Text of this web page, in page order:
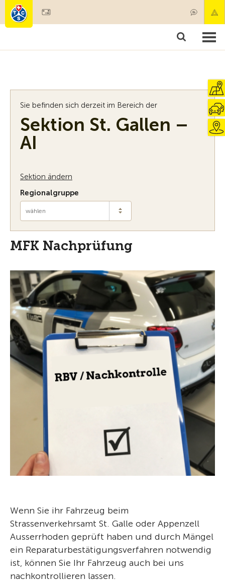
Mitgliedschaft & Leistungen
Sie befinden sich derzeit im Bereich der
Sektion St. Gallen –
AI
Sektion ändern
Regionalgruppe
wählen
MFK Nachprüfung
Wenn Sie ihr Fahrzeug beim
Strassenverkehrsamt St. Galle oder Appenzell
Ausserrhoden geprüft haben und durch Mängel
ein Reparaturbestätigungsverfahren notwendig
ist, können Sie Ihr Fahrzeug auch bei uns
nachkontrollieren lassen.